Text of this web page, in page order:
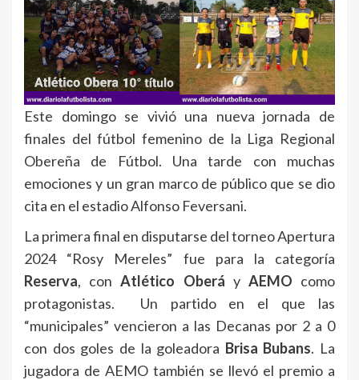
Este domingo se vivió una nueva jornada de
finales del fútbol femenino de la Liga Regional
Obereña de Fútbol. Una tarde con muchas
emociones y un gran marco de público que se dio
cita en el estadio Alfonso Feversani.
La primera final en disputarse del torneo Apertura
2024 “Rosy Mereles” fue para la categoría
Reserva, conAtlético Oberá y AEMO como
protagonistas. Un partido en el que las
“municipales” vencieron a las Decanas por 2 a 0
con dos goles de la goleadora Brisa Bubans. La
jugadora de AEMO también se llevó el premio a